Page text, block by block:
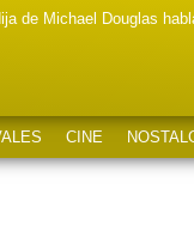
de Michael Douglas
CINE